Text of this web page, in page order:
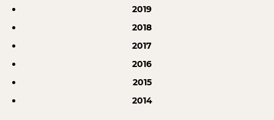
2019
2018
2017
2016
2015
2014